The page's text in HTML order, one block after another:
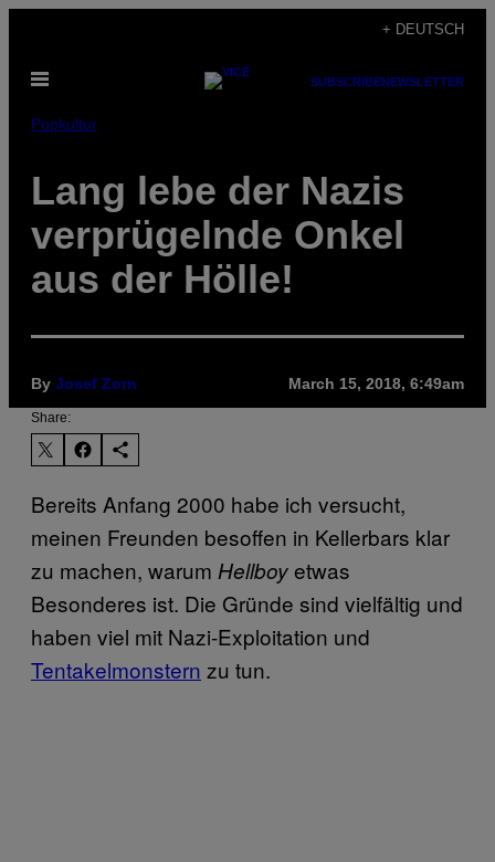
content
+ DEUTSCH
Open
SUBSCRIBENEWSLETTER
Popkultur
Lang lebe der Nazis
verprügelnde Onkel
aus der Hölle!
By Josef Zorn March 15, 2018, 6:49am
Share:
Bereits Anfang 2000 habe ich versucht,
meinen Freunden besoffen in Kellerbars klar
zu machen, warum Hellboyetwas
Besonderes ist. Die Gründe sind vielfältig und
haben viel mit Nazi-Exploitation und
Tentakelmonstern zu tun.